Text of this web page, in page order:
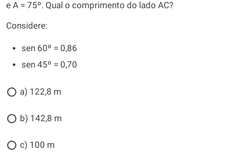
e A = 75º. Qual o comprimento do lado AC?
Considere:
sen 60º = 0,86
sen 45º = 0,70
a) 122,8 m
b) 142,8 m
c) 100 m